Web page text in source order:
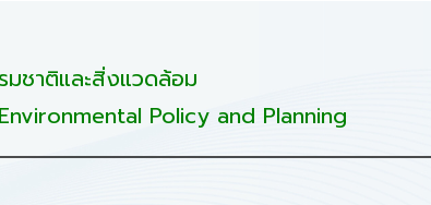
มชาติและสิ่งแวดล้อม
Policy and Planning